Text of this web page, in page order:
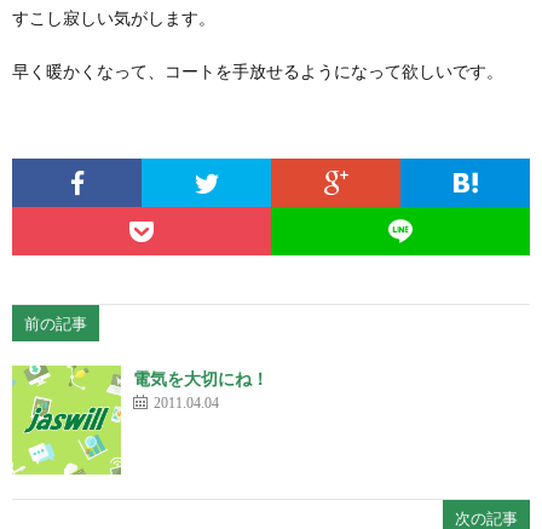
すこし寂しい気がします。
早く暖かくなって、コートを手放せるようになって欲しいです。
前の記事
電気を大切にね！
2011.04.04
次の記事